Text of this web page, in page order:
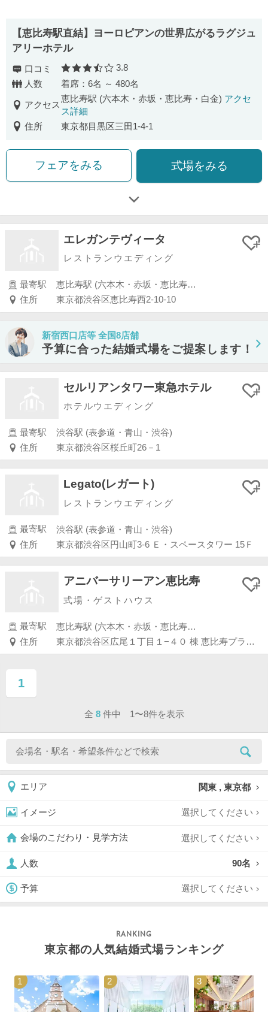
【恵比寿駅直結】ヨーロピアンの世界広がるラグジュ
アリーホテル
口コミ 口コミ評価
3.8
人数
着席：6名 ～ 480名
アクセス
恵比寿駅 (六本木・赤坂・恵比寿・白金) アクセ
ス詳細
住所
東京都目黒区三田1-4-1
フェアをみる 式場をみる
エレガンテヴィータ
レストランウエディング
最寄駅
恵比寿駅 (六本木・赤坂・恵比寿・白金)
住所
東京都渋谷区恵比寿西2-10-10
新宿西口店等 全国8店舗
予算に合った結婚式場をご提案します！
セルリアンタワー東急ホテル
ホテルウエディング
最寄駅
渋谷駅 (表参道・青山・渋谷)
住所
東京都渋谷区桜丘町26－1
Legato(レガート)
レストランウエディング
最寄駅
渋谷駅 (表参道・青山・渋谷)
住所
東京都渋谷区円山町3-6 Ｅ・スペースタワー 15Ｆ
アニバーサリーアン恵比寿
式場・ゲストハウス
最寄駅
恵比寿駅 (六本木・赤坂・恵比寿・白金)
住所
東京都渋谷区広尾１丁目１−４０ 棟 恵比寿プライムスクエアプラザ
1
ページ目
全 8 件中 1〜8件を表示
エリア 関東 , 東京都
イメージ 選択してください
会場のこだわり・見学方法 選択してください
人数 90名
予算 選択してください
東京都の人気結婚式場ランキング
1 2 3